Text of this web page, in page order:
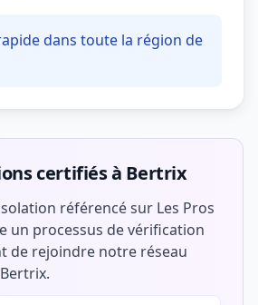
dans toute la région de
certifiés à Bertrix
référencé sur Les Pros
un processus de vérification
de rejoindre notre réseau